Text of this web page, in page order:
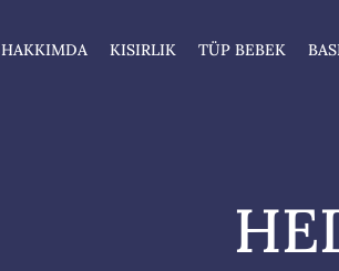
HAKKIMDA KISIRLIK TÜP BEBEK